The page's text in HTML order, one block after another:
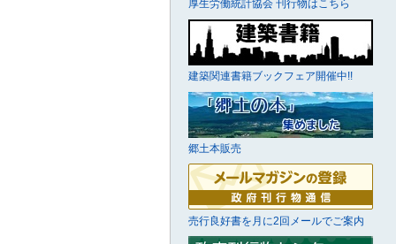
厚生労働統計協会 刊行物はこちら
建築関連書籍ブックフェア開催中!!
郷土本販売
売行良好書を月に2回メールでご案内